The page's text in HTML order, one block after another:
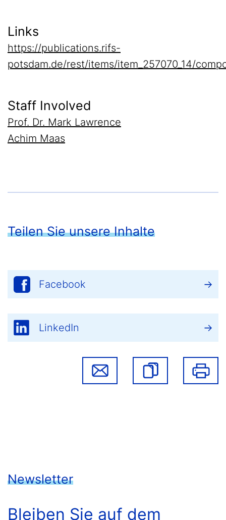
Links
https://publications.rifs-
potsdam.de/rest/items/item_257070_14/
Staff Involved
Prof. Dr. Mark Lawrence
Achim Maas
Teilen Sie unsere Inhalte
Facebook
LinkedIn
Newsletter
Bleiben Sie auf dem